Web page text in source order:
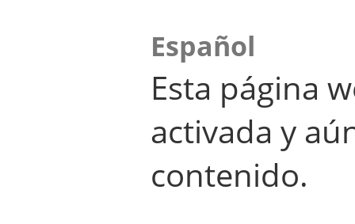
Español
Esta página
activada y
contenido.